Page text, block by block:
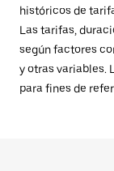
históricos de
Las tarifas,
según factores
y otras variables.
para fines de